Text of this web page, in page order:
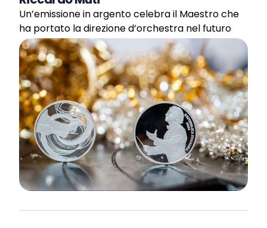
Un’emissione in argento celebra il Maestro che
ha portato la direzione d’orchestra nel futuro